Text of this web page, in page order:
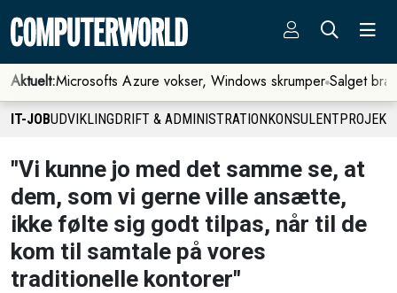
Aktuelt:Microsofts Azure vokser, Windows skrumper Salget
IT-JOBUDVIKLINGDRIFT & ADMINISTRATIONKONSULENT
"Vi kunne jo med det samme se, at
dem, som vi gerne ville ansætte,
ikke følte sig godt tilpas, når til de
kom til samtale på vores
traditionelle kontorer"